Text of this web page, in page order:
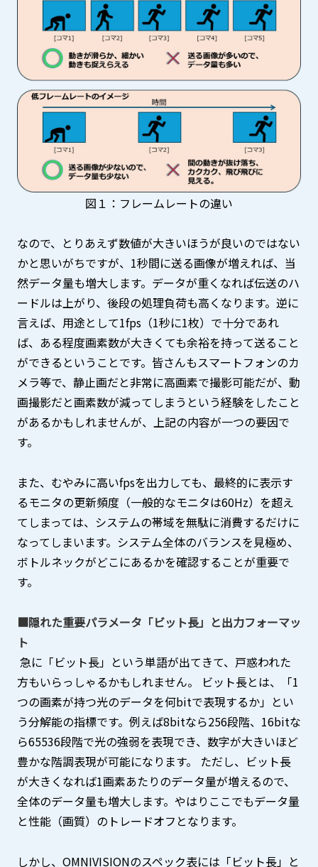
図１：フレームレートの違い
なので、とりあえず数値が大きいほうが良いのではない
かと思いがちですが、1秒間に送る画像が増えれば、当
然データ量も増大します。データが重くなれば伝送のハ
ードルは上がり、後段の処理負荷も高くなります。逆に
言えば、用途として1fps（1秒に1枚）で十分であれ
ば、ある程度画素数が大きくても余裕を持って送ること
ができるということです。皆さんもスマートフォンのカ
メラ等で、静止画だと非常に高画素で撮影可能だが、動
画撮影だと画素数が減ってしまうという経験をしたこと
があるかもしれませんが、上記の内容が一つの要因で
す。
また、むやみに高いfpsを出力しても、最終的に表示す
るモニタの更新頻度（一般的なモニタは60Hz）を超え
てしまっては、システムの帯域を無駄に消費するだけに
なってしまいます。システム全体のバランスを見極め、
ボトルネックがどこにあるかを確認することが重要で
す。
■隠れた重要パラメータ「ビット長」と出力フォーマッ
ト
急に「ビット長」という単語が出てきて、戸惑われた
方もいらっしゃるかもしれません。 ビット長とは、「1
つの画素が持つ光のデータを何bitで表現するか」とい
う分解能の指標です。例えば8bitなら256段階、16bitな
ら65536段階で光の強弱を表現でき、数字が大きいほど
豊かな階調表現が可能になります。 ただし、ビット長
が大きくなれば1画素あたりのデータ量が増えるので、
全体のデータ量も増大します。やはりここでもデータ量
と性能（画質）のトレードオフとなります。
しかし、OMNIVISIONのスペック表には「ビット長」と